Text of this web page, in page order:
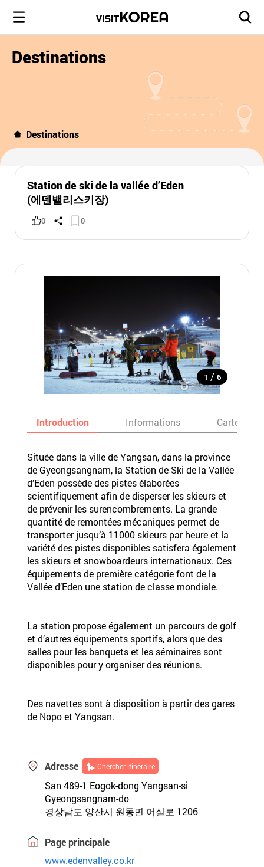
Destinations
Destinations
Station de ski de la vallée d’Eden
(에덴밸리스키장)
0 0
1 / 6
Introduction Informations Carte
Située dans la ville de Yangsan, dans la province
de Gyeongsangnam, la Station de Ski de la Vallée
d’Eden possède des pistes élaborées
scientifiquement afin de disperser les skieurs et
de prévenir les surencombrements. La grande
quantité de remontées mécaniques permet de
transporter jusqu’à 11000 skieurs par heure et la
variété des pistes disponibles satisfera également
les skieurs et snowboardeurs internationaux. Ces
équipements de première catégorie font de la
Vallée d’Eden une station de classe mondiale.
La station propose également un parcours de golf
et d’autres équipements sportifs, alors que des
salles pour les banquets et les séminaires sont
disponibles pour y organiser des réunions.
Des navettes sont à disposition à partir des gares
de Nopo et Yangsan.
Adresse Chercher itinéraire
San 489-1 Eogok-dong Yangsan-si
Gyeongsangnam-do
경상남도 양산시 원동면 어실로 1206
Page principale
www.edenvalley.co.kr